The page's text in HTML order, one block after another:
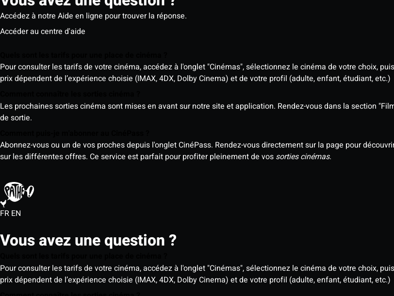
Accédez à notre Aide en ligne pour trouver la réponse.
Accéder au centre d'aide
Pour consulter les tarifs de votre cinéma, accédez à l'onglet "Cinémas", sélectionnez le cinéma de votre choix,
prix dépendent de l’expérience choisie (IMAX, 4DX, Dolby Cinema) et de votre profil (adulte, enfant, étudiant, etc.)
Les prochaines sorties cinéma sont mises en avant sur notre site et application. Rendez-vous dans la section
de sortie.
Abonnez-vous ou un de vos proches depuis l'onglet CinéPass. Rendez-vous directement sur la page pour
sur les différentes offres. Ce service est parfait pour profiter pleinement de vos sorties cinémas.
FR EN
Vous avez une question ?
Pour consulter les tarifs de votre cinéma, accédez à l'onglet "Cinémas", sélectionnez le cinéma de votre choix,
prix dépendent de l’expérience choisie (IMAX, 4DX, Dolby Cinema) et de votre profil (adulte, enfant, étudiant, etc.)